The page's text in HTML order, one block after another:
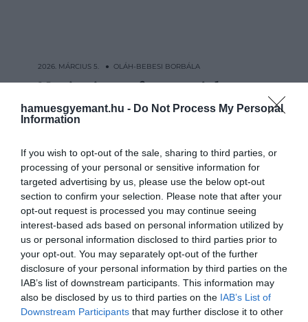
hamuesgyemant.hu - Do Not Process My Personal
Information
If you wish to opt-out of the sale, sharing to third parties, or
processing of your personal or sensitive information for
targeted advertising by us, please use the below opt-out
section to confirm your selection. Please note that after your
opt-out request is processed you may continue seeing
interest-based ads based on personal information utilized by
us or personal information disclosed to third parties prior to
your opt-out. You may separately opt-out of the further
disclosure of your personal information by third parties on the
IAB’s list of downstream participants. This information may
also be disclosed by us to third parties on the IAB’s List of
Downstream Participants that may further disclose it to other
használt alvást segítő étrend-kiegészítő a
megoldásként tekintenek rá, amely segít
szabályozni a szervezet belső ritmusát és
könnyebbé teszi az elalvást. Egy új
kutatás azonban arra utal, hogy hosszú…
2026. MÁRCIUS 5. ● OLÁH-BEBESI BORBÁLA
Napi szinten fogyasztjuk, most
kiderült: a melatonin…